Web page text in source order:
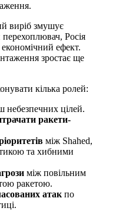
виріб змушує
Росія
ефект.
зростає ще
кілька ролей:
небезпечних цілей.
ракети-
між Shahed,
та хибними
між повільним
ракетою.
атак по